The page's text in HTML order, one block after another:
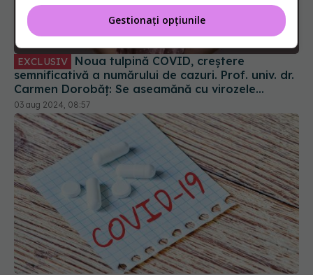
EXCLUSIV
semnificativă a numărului de cazuri. Prof. univ. dr.
Carmen Dorobăț: Se aseamănă cu virozele
respiratorii. Nu necesită tratament simptomatic
03 aug 2024, 08:57
Gestionați opțiunile